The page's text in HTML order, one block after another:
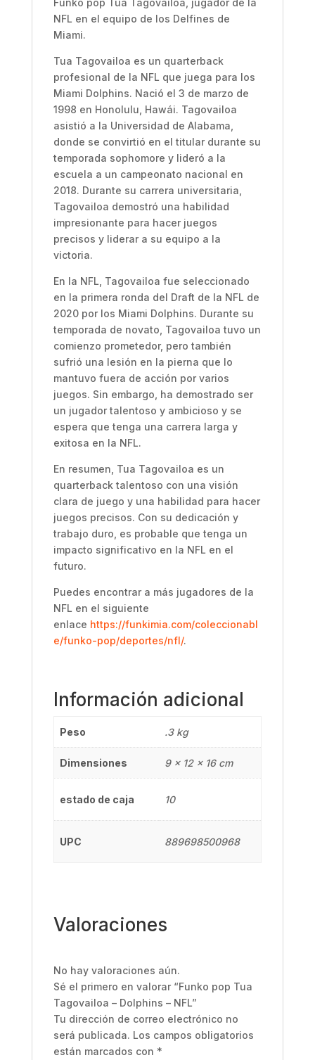
NFL en el equipo de los Delfines de
Miami.
Tua Tagovailoa es un quarterback
profesional de la NFL que juega para los
Miami Dolphins. Nació el 3 de marzo de
1998 en Honolulu, Hawái. Tagovailoa
asistió a la Universidad de Alabama,
donde se convirtió en el titular durante su
temporada sophomore y lideró a la
escuela a un campeonato nacional en
2018. Durante su carrera universitaria,
Tagovailoa demostró una habilidad
impresionante para hacer juegos
precisos y liderar a su equipo a la
victoria.
En la NFL, Tagovailoa fue seleccionado
en la primera ronda del Draft de la NFL de
2020 por los Miami Dolphins. Durante su
temporada de novato, Tagovailoa tuvo un
comienzo prometedor, pero también
sufrió una lesión en la pierna que lo
mantuvo fuera de acción por varios
juegos. Sin embargo, ha demostrado ser
un jugador talentoso y ambicioso y se
espera que tenga una carrera larga y
exitosa en la NFL.
En resumen, Tua Tagovailoa es un
quarterback talentoso con una visión
clara de juego y una habilidad para hacer
juegos precisos. Con su dedicación y
trabajo duro, es probable que tenga un
impacto significativo en la NFL en el
futuro.
Puedes encontrar a más jugadores de la
NFL en el siguiente
enlace https://funkimia.com/coleccionabl
e/funko-pop/deportes/nfl/.
Información adicional
Peso .3 kg
Dimensiones 9 × 12 × 16 cm
estado de caja 10
UPC 889698500968
Valoraciones
No hay valoraciones aún.
Sé el primero en valorar “Funko pop Tua
Tagovailoa – Dolphins – NFL”
Tu dirección de correo electrónico no
será publicada. Los campos obligatorios
están marcados con *